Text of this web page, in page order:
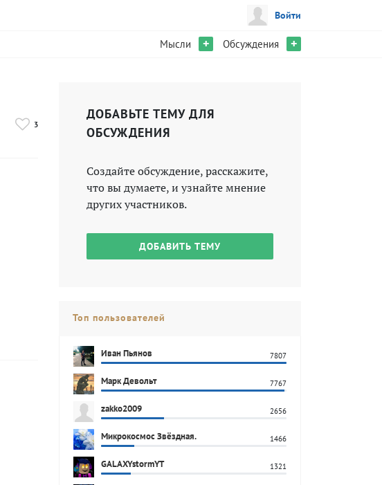
Войти
Мысли + Обсуждения +
3
ДОБАВЬТЕ ТЕМУ ДЛЯ
ОБСУЖДЕНИЯ
Создайте обсуждение, расскажите,
что вы думаете, и узнайте мнение
других участников.
ДОБАВИТЬ ТЕМУ
Топ пользователей
Иван Пьянов 7807
Марк Девольт 7767
zakko2009 2656
Микрокосмос Звёздная. 1466
GALAXYstormYT 1321